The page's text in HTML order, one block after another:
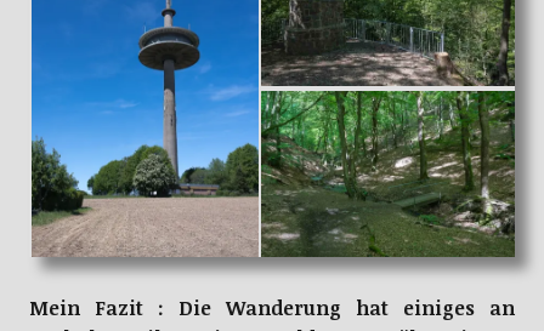
Mein Fazit : Die Wanderung hat einiges an